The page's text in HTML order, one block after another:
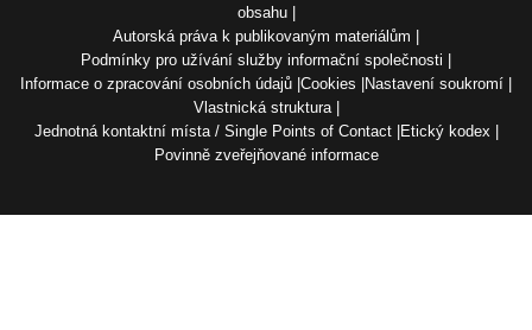
obsahu
Autorská práva k publikovaným materiálům
Podmínky pro užívání služby informační společnosti
Informace o zpracování osobních údajů Cookies
Nastavení soukromí
Vlastnická struktura
Jednotná kontaktní místa / Single Points of Contact
Etický kodex
Povinně zveřejňované informace